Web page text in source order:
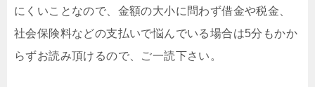
にくいことなので、金額の大小に問わず借金や税金、
社会保険料などの支払いで悩んでいる場合は5分もかか
らずお読み頂けるので、ご一読下さい。